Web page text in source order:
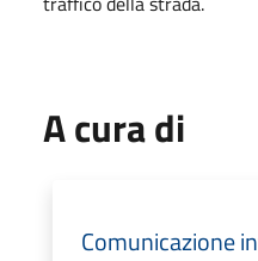
A cura di
Comunicazione